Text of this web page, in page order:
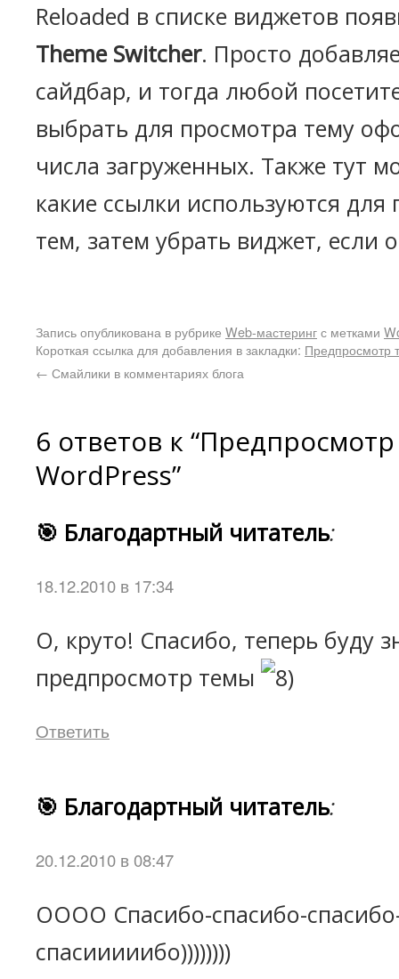
Reloaded в списке виджетов
Theme Switcher. Просто
сайдбар, и тогда любой
выбрать для просмотра тему
числа загруженных. Также тут
какие ссылки используются
тем, затем убрать виджет, если
Запись опубликована в рубрике Web-мастерингс метками
Короткая ссылка для добавления в закладки: Предпросмотр
← Смайлики в комментариях блога
6 ответов к
WordPress”
🎯 Благодартный читатель:
18.12.2010 в 17:34
О, круто! Спасибо, теперь буду
предпросмотр темы
Ответить
🎯 Благодартный читатель:
20.12.2010 в 08:47
ОООО Спасибо-спасибо-
спасииииибо))))))))